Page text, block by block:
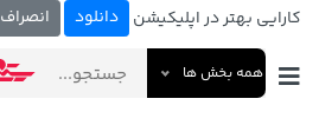
کارایی بهتر در اپلیکیشن دانلود انصراف
همه بخش ها